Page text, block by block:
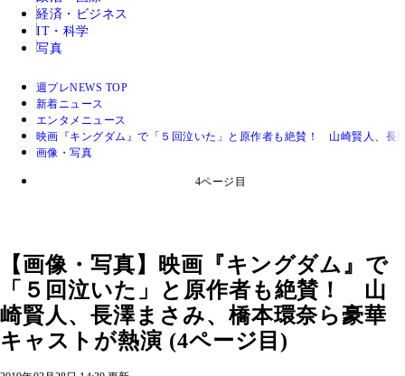
経済・ビジネス
IT・科学
写真
週プレNEWS TOP
新着ニュース
エンタメニュース
映画『キングダム』で「５回泣いた」と原作者も絶賛！ 山崎賢人、長
画像・写真
4ページ目
【画像・写真】映画『キングダム』で
「５回泣いた」と原作者も絶賛！ 山
崎賢人、長澤まさみ、橋本環奈ら豪華
キャストが熱演 (4ページ目)